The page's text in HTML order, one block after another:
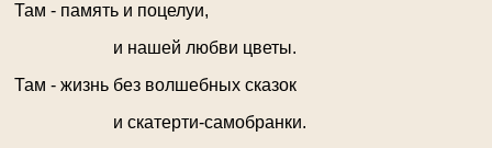
Там - память и поцелуи,
и нашей любви цветы.
Там - жизнь без волшебных сказок
и скатерти-самобранки.